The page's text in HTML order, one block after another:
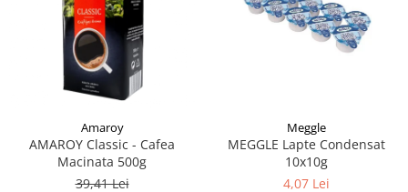
Amaroy
AMAROY Classic - Cafea
Macinata 500g
39,41 Lei
Meggle
MEGGLE Lapte Condensat
10x10g
4,07 Lei